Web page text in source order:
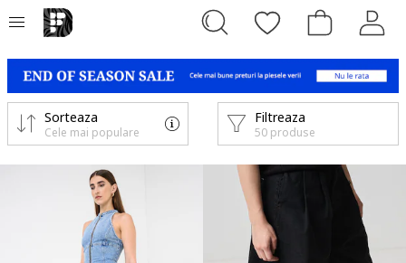
Filtreaza
50 produse
Sorteaza
Cele mai populare